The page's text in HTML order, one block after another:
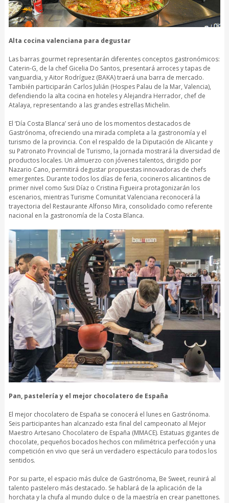
Alta cocina valenciana para degustar
Las barras gourmet representarán diferentes conceptos gastronómicos:
Caterin-G, de la chef Gicelia Do Santos, presentará arroces y tapas de
vanguardia, y Aitor Rodríguez (BAKA) traerá una barra de mercado.
También participarán Carlos Julián (Hospes Palau de la Mar, Valencia),
defendiendo la alta cocina en hoteles y Alejandra Herrador, chef de
Atalaya, representando a las grandes estrellas Michelin.
El ‘Día Costa Blanca’ será uno de los momentos destacados de
Gastrónoma, ofreciendo una mirada completa a la gastronomía y el
turismo de la provincia. Con el respaldo de la Diputación de Alicante y
su Patronato Provincial de Turismo, la jornada mostrará la diversidad de
productos locales. Un almuerzo con jóvenes talentos, dirigido por
Nazario Cano, permitirá degustar propuestas innovadoras de chefs
emergentes. Durante todos los días de feria, cocineros alicantinos de
primer nivel como Susi Díaz o Cristina Figueira protagonizarán los
escenarios, mientras Turisme Comunitat Valenciana reconocerá la
trayectoria del Restaurante Alfonso Mira, consolidado como referente
nacional en la gastronomía de la Costa Blanca.
Pan, pastelería y el mejor chocolatero de España
El mejor chocolatero de España se conocerá el lunes en Gastrónoma.
Seis participantes han alcanzado esta final del campeonato al Mejor
Maestro Artesano Chocolatero de España (MMACE). Estatuas gigantes de
chocolate, pequeños bocados hechos con milimétrica perfección y una
competición en vivo que será un verdadero espectáculo para todos los
sentidos.
Por su parte, el espacio más dulce de Gastrónoma, Be Sweet, reunirá al
talento pastelero más destacado. Se hablará de la aplicación de la
horchata y la chufa al mundo dulce o de la maestría en crear panettones.